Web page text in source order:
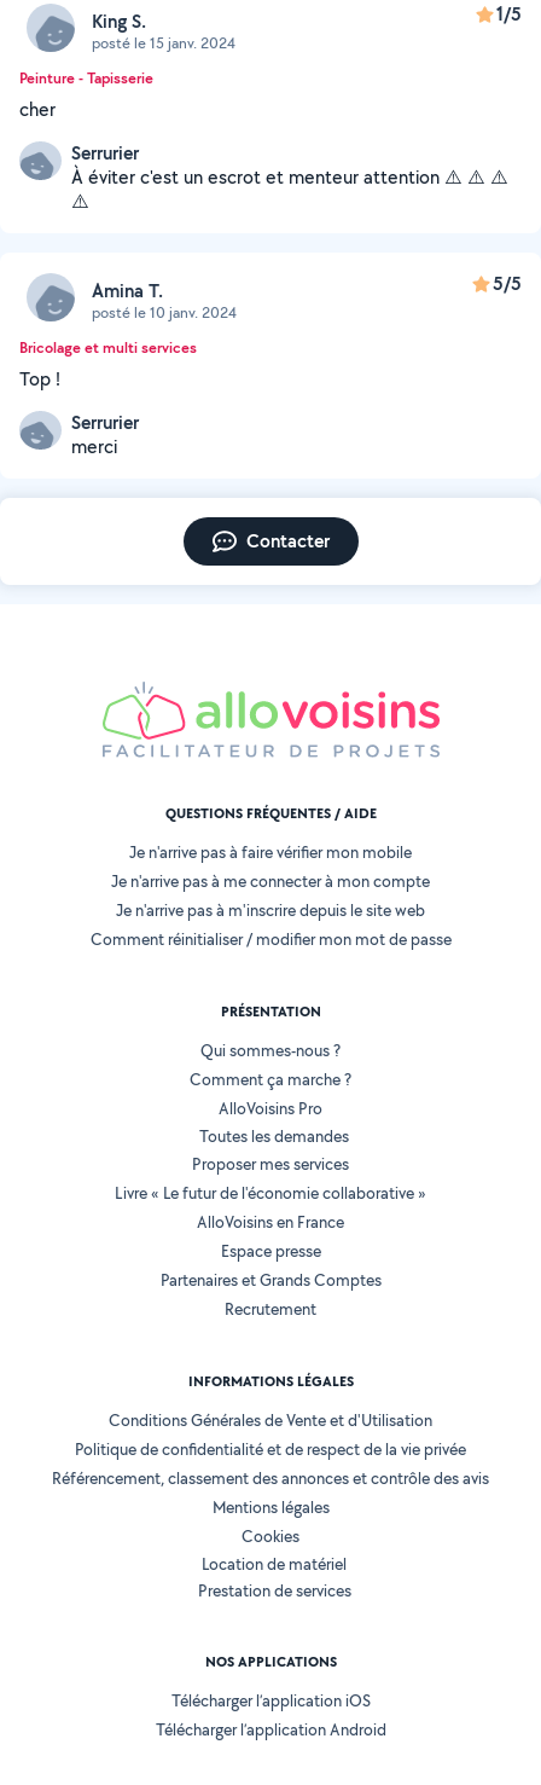
King S.
posté le 15 janv. 2024
1/5
Peinture - Tapisserie
cher
Serrurier
À éviter c'est un escrot et menteur attention ⚠️ ⚠️ ⚠️
⚠️
Amina T.
posté le 10 janv. 2024
5/5
Bricolage et multi services
Top !
Serrurier
merci
Contacter
QUESTIONS FRÉQUENTES / AIDE
Je n'arrive pas à faire vérifier mon mobile
Je n'arrive pas à me connecter à mon compte
Je n'arrive pas à m'inscrire depuis le site web
Comment réinitialiser / modifier mon mot de passe
PRÉSENTATION
Qui sommes-nous ?
Comment ça marche ?
AlloVoisins Pro
Toutes les demandes
Proposer mes services
Livre « Le futur de l'économie collaborative »
AlloVoisins en France
Espace presse
Partenaires et Grands Comptes
Recrutement
INFORMATIONS LÉGALES
Conditions Générales de Vente et d'Utilisation
Politique de confidentialité et de respect de la vie privée
Référencement, classement des annonces et contrôle des avis
Mentions légales
Cookies
Location de matériel
Prestation de services
NOS APPLICATIONS
Télécharger l’application iOS
Télécharger l’application Android